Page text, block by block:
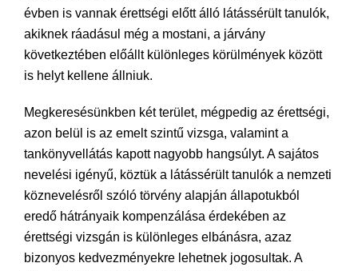
évben is vannak érettségi előtt álló látássérült tanulók,
akiknek ráadásul még a mostani, a járvány
következtében előállt különleges körülmények között
is helyt kellene állniuk.
Megkeresésünkben két terület, mégpedig az érettségi,
azon belül is az emelt szintű vizsga, valamint a
tankönyvellátás kapott nagyobb hangsúlyt. A sajátos
nevelési igényű, köztük a látássérült tanulók a nemzeti
köznevelésről szóló törvény alapján állapotukból
eredő hátrányaik kompenzálása érdekében az
érettségi vizsgán is különleges elbánásra, azaz
bizonyos kedvezményekre lehetnek jogosultak. A